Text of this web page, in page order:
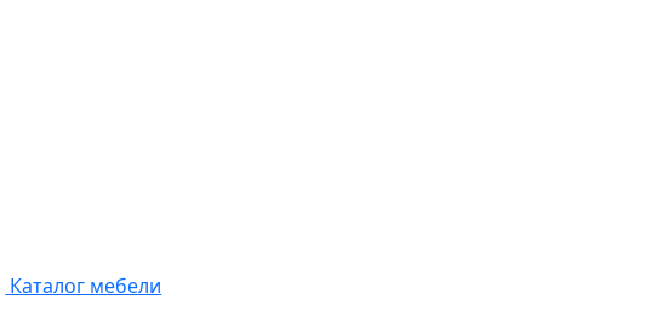
Каталог мебели